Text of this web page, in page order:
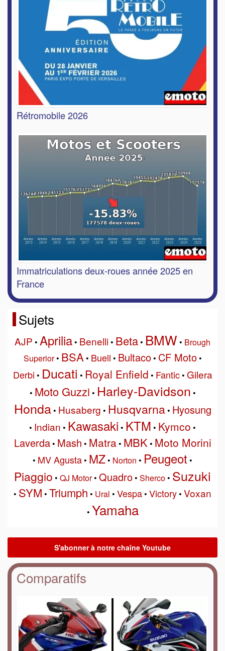
Rétromobile 2026
Immatriculations deux-roues année 2025 en
France
Sujets
AJP • Aprilia• Benelli• Beta• BMW • Brough
Superior• BSA• Buell • Bultaco• CF Moto•
Derbi • Ducati • Royal Enfield • Fantic• Gilera
• Moto Guzzi • Harley-Davidson •
Honda• Husaberg • Husqvarna• Hyosung
• Indian • Kawasaki • KTM • Kymco •
Laverda• Mash • Matra• MBK• Moto Morini
• MV Agusta• MZ• Norton • Peugeot •
Piaggio • QJ Motor• Quadro• Sherco• Suzuki
• SYM • Triumph • Ural • Vespa• Victory• Voxan
• Yamaha
Comparatifs